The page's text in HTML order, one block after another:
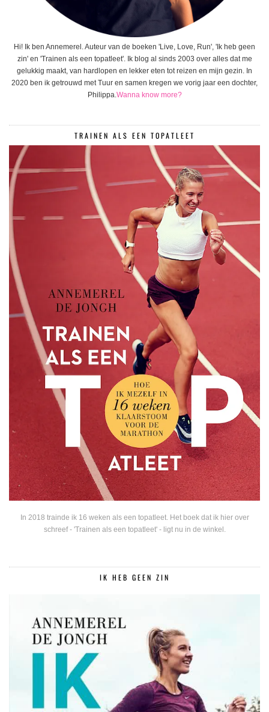
Hi! Ik ben Annemerel. Auteur van de boeken 'Live, Love, Run', 'Ik heb geen
zin' en 'Trainen als een topatleet'. Ik blog al sinds 2003 over alles dat me
gelukkig maakt, van hardlopen en lekker eten tot reizen en mijn gezin. In
2020 ben ik getrouwd met Tuur en samen kregen we vorig jaar een dochter,
Philippa.Wanna know more?
TRAINEN ALS EEN TOPATLEET
In 2018 trainde ik 16 weken als een topatleet. Het boek dat ik hier over
schreef - 'Trainen als een topatleet' - ligt nu in de winkel.
IK HEB GEEN ZIN